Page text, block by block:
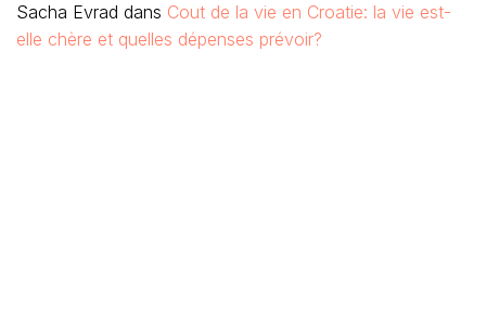
Sacha Evrad dans Cout de la vie en Croatie: la vie est-
elle chère et quelles dépenses prévoir?